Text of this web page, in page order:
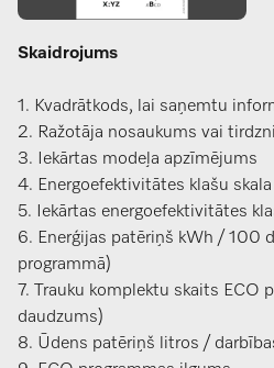
Skaidrojums
1. Kvadrātkods, lai saņemtu
2. Ražotāja nosaukums vai
3. Iekārtas modeļa apzīmējums
4. Energoefektivitātes klašu
5. Iekārtas energoefektivitātes
6. Enerģijas patēriņš kWh / 100
programmā)
7. Trauku komplektu skaits ECO
daudzums)
8. Ūdens patēriņš litros /